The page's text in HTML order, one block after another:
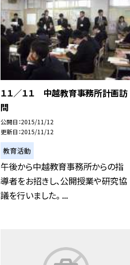
１１／１１ 中越教育事務所計画訪
問
公開日 2015/11/12
更新日 2015/11/12
教育活動
午後から中越教育事務所からの指
導者をお招きし、公開授業や研究協
議を行いました。 ...